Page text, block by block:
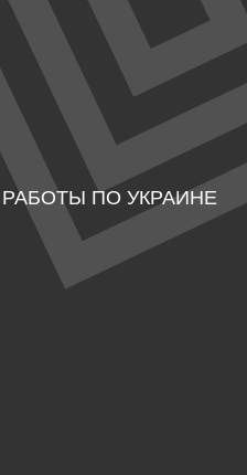
ПО УКРАИНЕ